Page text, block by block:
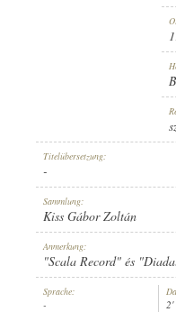
PLATTENAUFNAHME:
Titelübersetzung:
-
Sammlung:
Kiss Gábor Zoltán
Anmerkung:
"Scala Record" és
Sprache:
- 2'